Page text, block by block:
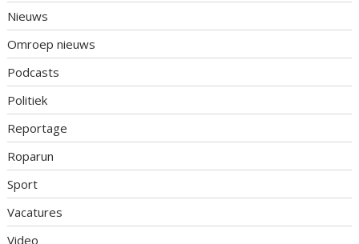
Nieuws
Omroep nieuws
Podcasts
Politiek
Reportage
Roparun
Sport
Vacatures
Video